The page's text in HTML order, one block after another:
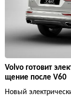
Volvo готовит
щение после V60
Новый